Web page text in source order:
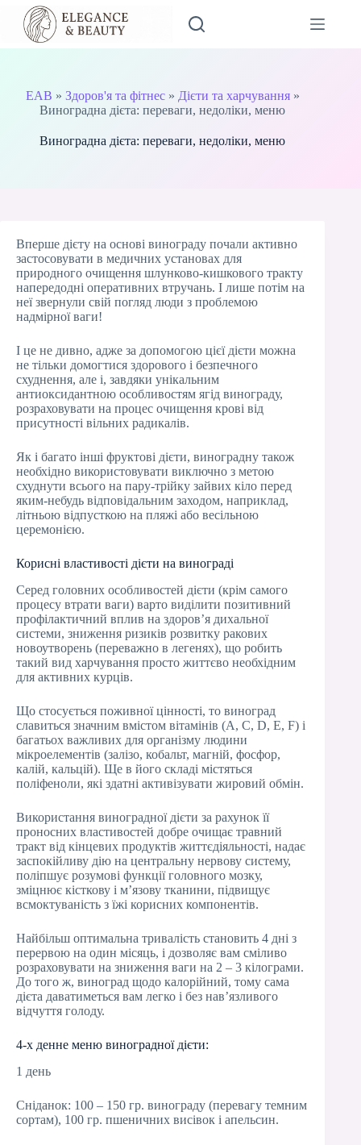
Перейти
вмісту
EAB » Здоров'я та фітнес» Дієти та харчування»
Виноградна дієта: переваги, недоліки, меню
Виноградна дієта: переваги, недоліки, меню
Вперше дієту на основі винограду почали активно
застосовувати в медичних установах для
природного очищення шлунково-кишкового тракту
напередодні оперативних втручань. І лише потім на
неї звернули свій погляд люди з проблемою
надмірної ваги!
І це не дивно, адже за допомогою цієї дієти можна
не тільки домогтися здорового і безпечного
схуднення, але і, завдяки унікальним
антиоксидантною особливостям ягід винограду,
розраховувати на процес очищення крові від
присутності вільних радикалів.
Як і багато інші фруктові дієти, виноградну також
необхідно використовувати виключно з метою
схуднути всього на пару-трійку зайвих кіло перед
яким-небудь відповідальним заходом, наприклад,
літньою відпусткою на пляжі або весільною
церемонією.
Корисні властивості дієти на винограді
Серед головних особливостей дієти (крім самого
процесу втрати ваги) варто виділити позитивний
профілактичний вплив на здоров’я дихальної
системи, зниження ризиків розвитку ракових
новоутворень (переважно в легенях), що робить
такий вид харчування просто життєво необхідним
для активних курців.
Що стосується поживної цінності, то виноград
славиться значним вмістом вітамінів (А, С, D, E, F) і
багатьох важливих для організму людини
мікроелементів (залізо, кобальт, магній, фосфор,
калій, кальцій). Ще в його складі містяться
поліфеноли, які здатні активізувати жировий обмін.
Використання виноградної дієти за рахунок її
проносних властивостей добре очищає травний
тракт від кінцевих продуктів життєдіяльності, надає
заспокійливу дію на центральну нервову систему,
поліпшує розумові функції головного мозку,
зміцнює кісткову і м’язову тканини, підвищує
всмоктуваність з їжі корисних компонентів.
Найбільш оптимальна тривалість становить 4 дні з
перервою на один місяць, і дозволяє вам сміливо
розраховувати на зниження ваги на 2 – 3 кілограми.
До того ж, виноград щодо калорійний, тому сама
дієта даватиметься вам легко і без нав’язливого
відчуття голоду.
4-х денне меню виноградної дієти:
1 день
Сніданок: 100 – 150 гр. винограду (перевагу темним
сортам), 100 гр. пшеничних висівок і апельсин.